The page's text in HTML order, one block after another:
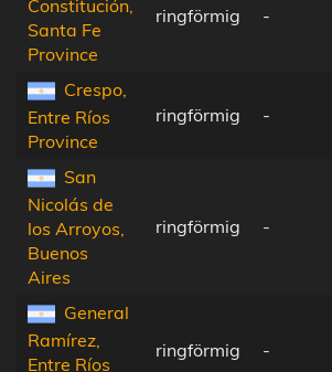
Constitución,
Santa Fe
Province
ringförmig -
Crespo,
Entre Ríos
Province
ringförmig -
San
Nicolás de
los Arroyos,
Buenos
Aires
ringförmig -
General
Ramírez,
Entre Ríos
ringförmig -